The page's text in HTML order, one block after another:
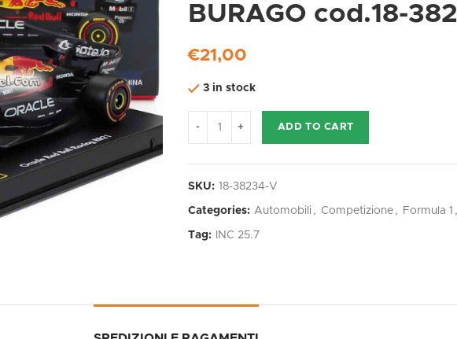
BURAGO cod.18-
€21,00
3 in stock
ADD TO CART
SKU: 18-38234-V
Categories: Automobili , Competizione , Formula 1 ,
Tag: INC 25.7